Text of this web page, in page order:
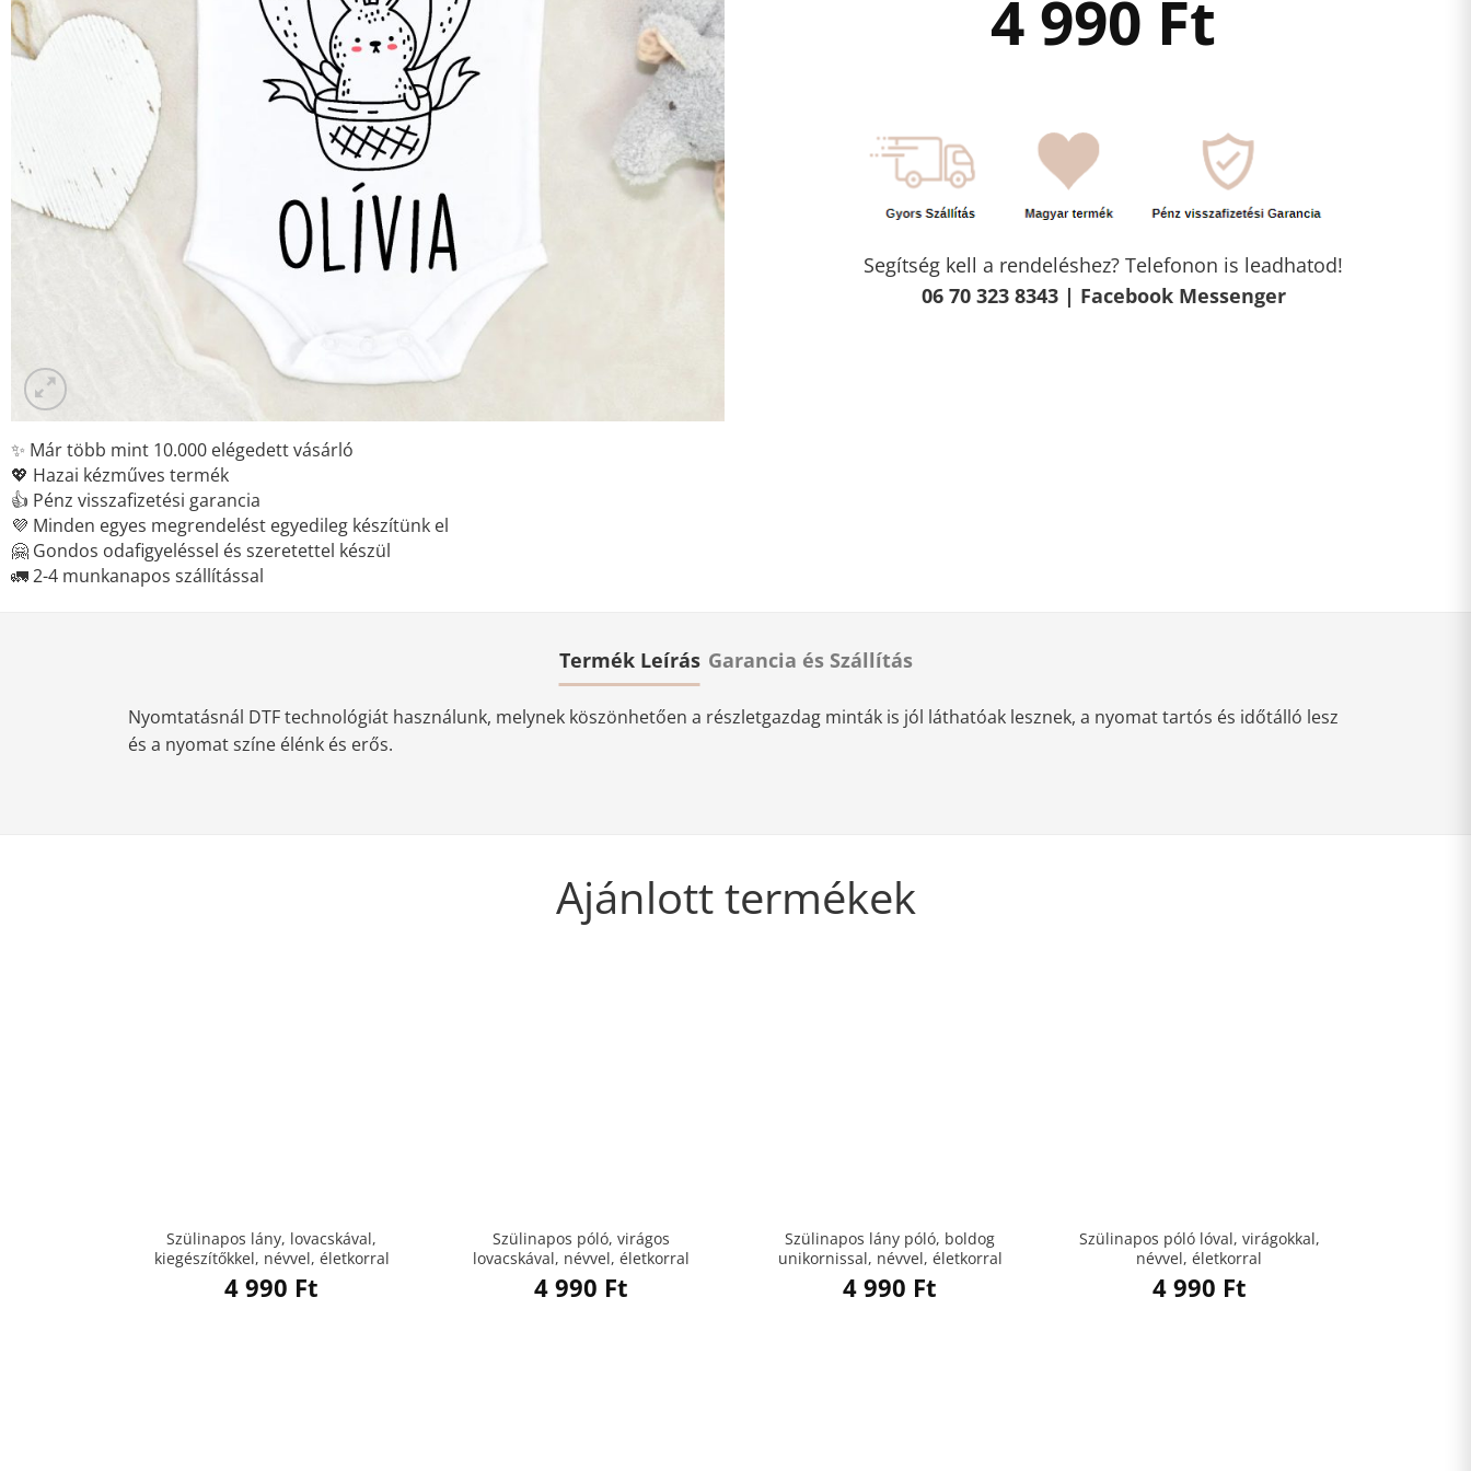
✨ Már több mint 10.000 elégedett vásárló
💖 Hazai kézműves termék
👍 Pénz visszafizetési garancia
💜 Minden egyes megrendelést egyedileg készítünk el
🤗 Gondos odafigyeléssel és szeretettel készül
🚛 2-4 munkanapos szállítással
4 990 Ft
Segítség kell a rendeléshez? Telefonon is leadhatod!
06 70 323 8343 | Facebook Messenger
Termék Leírás Garancia és Szállítás
Nyomtatásnál DTF technológiát használunk, melynek köszönhetően a részletgazdag minták is jól láthatóak lesznek, a nyomat tartós és időtálló lesz
és a nyomat színe élénk és erős.
Ajánlott termékek
Szülinapos lány, lovacskával,
kiegészítőkkel, névvel, életkorral
4 990 Ft
Szülinapos póló, virágos
lovacskával, névvel, életkorral
4 990 Ft
Szülinapos lány póló, boldog
unikornissal, névvel, életkorral
4 990 Ft
Szülinapos póló lóval, virágokkal,
névvel, életkorral
4 990 Ft